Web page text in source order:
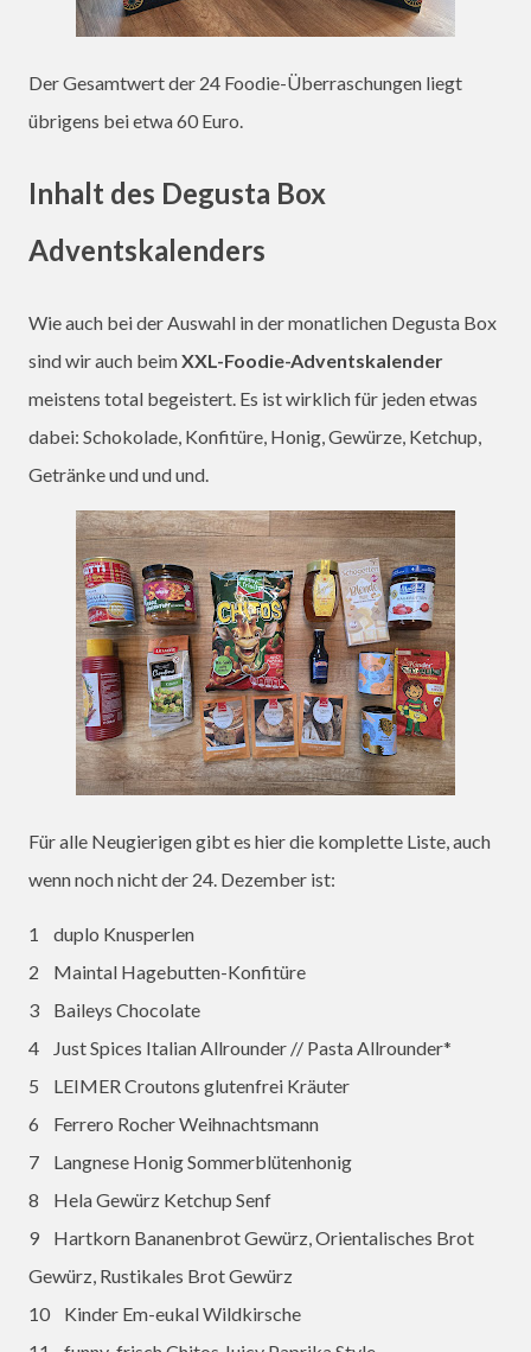
Der Gesamtwert der 24 Foodie-Überraschungen liegt
übrigens bei etwa 60 Euro.
Inhalt des Degusta Box
Adventskalenders
Wie auch bei der Auswahl in der monatlichen Degusta Box
sind wir auch beimXXL-Foodie-Adventskalender
meistens total begeistert. Es ist wirklich für jeden etwas
dabei: Schokolade, Konfitüre, Honig, Gewürze, Ketchup,
Getränke und und und.
Für alle Neugierigen gibt es hier die komplette Liste, auch
wenn noch nicht der 24. Dezember ist:
1 duplo Knusperlen
2 Maintal Hagebutten-Konfitüre
3 Baileys Chocolate
4 Just Spices Italian Allrounder // Pasta Allrounder*
5 LEIMER Croutons glutenfrei Kräuter
6 Ferrero Rocher Weihnachtsmann
7 Langnese Honig Sommerblütenhonig
8 Hela Gewürz Ketchup Senf
9 Hartkorn Bananenbrot Gewürz, Orientalisches Brot
Gewürz, Rustikales Brot Gewürz
10 Kinder Em-eukal Wildkirsche